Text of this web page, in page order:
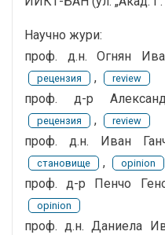
Научно жури:
проф. д.н. Огнян
рецензия , review
проф. д-р
рецензия , review
проф. д.н. Иван
становище , opinion
проф. д-р Пенчо
opinion
проф. д.н. Даниела